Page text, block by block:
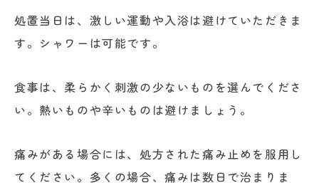
処置当日は、激しい運動や入浴は避けていただきま
す。シャワーは可能です。
食事は、柔らかく刺激の少ないものを選んでくださ
い。熱いものや辛いものは避けましょう。
痛みがある場合には、処方された痛み止めを服用し
てください。多くの場合、痛みは数日で治まりま